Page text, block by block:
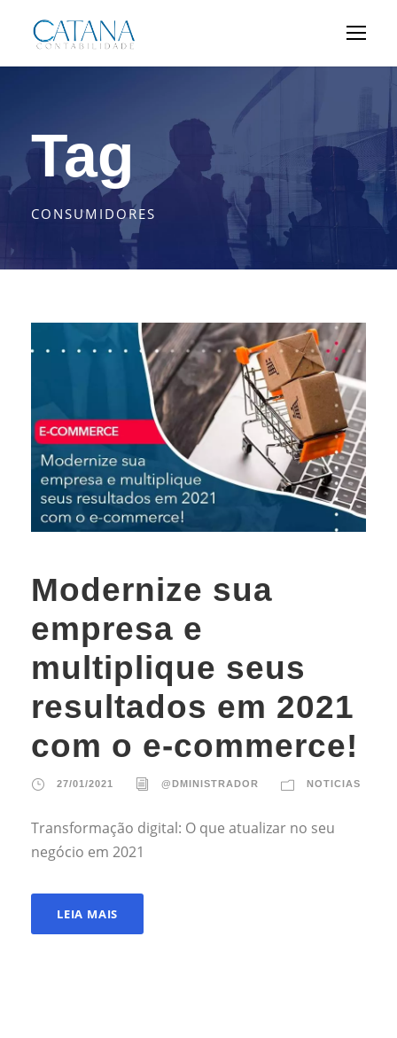
Tag
CONSUMIDORES
Modernize sua
empresa e
multiplique seus
resultados em 2021
com o e-commerce!
27/01/2021 @DMINISTRADOR NOTICIAS
Transformação digital: O que atualizar no seu
negócio em 2021
LEIA MAIS